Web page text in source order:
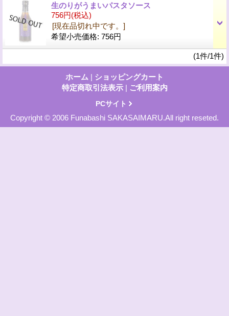
生のりがうまいパスタソース
756円(税込)
[現在品切れ中です。]
希望小売価格: 756円
(1件/1件)
ホーム | ショッピングカート
特定商取引法表示 | ご利用案内
PCサイト
Copyright © 2006 Funabashi SAKASAIMARU.All right reseted.